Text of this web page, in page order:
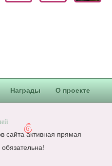
Награды О проекте
сайта активная прямая